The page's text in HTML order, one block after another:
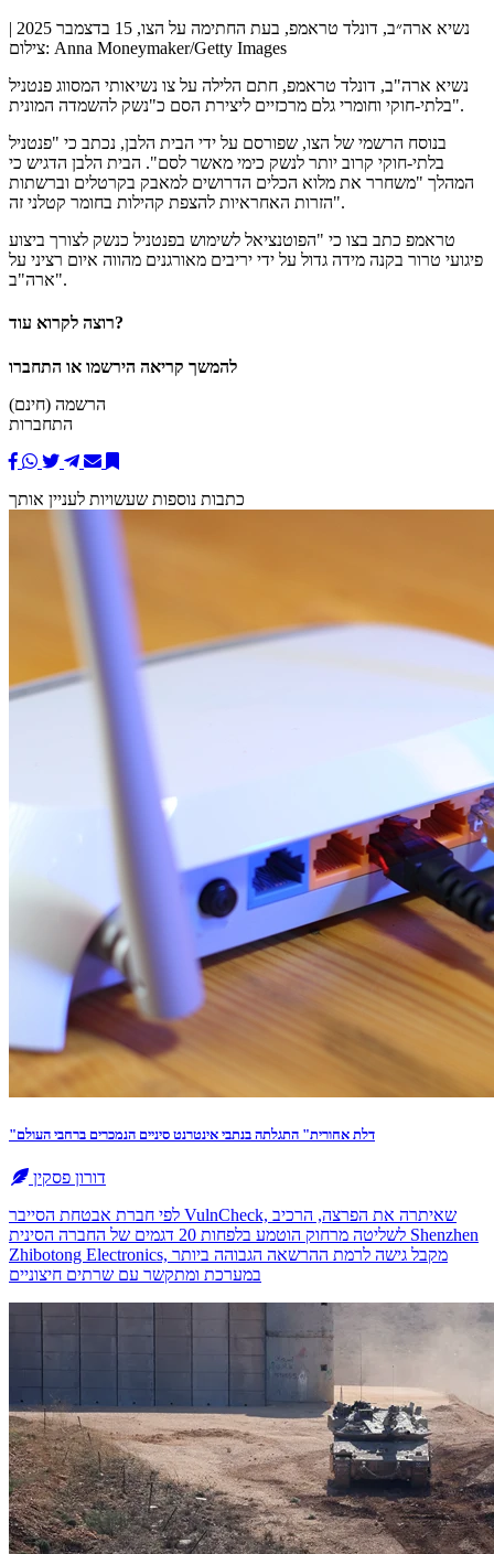
נשיא ארה״ב, דונלד טראמפ, בעת החתימה על הצו, 15 בדצמבר 2025 |
צילום: Anna Moneymaker/Getty Images
נשיא ארה"ב, דונלד טראמפ, חתם הלילה על צו נשיאותי המסווג פנטניל
בלתי-חוקי וחומרי גלם מרכזיים ליצירת הסם כ"נשק להשמדה המונית".
בנוסח הרשמי של הצו, שפורסם על ידי הבית הלבן, נכתב כי "פנטניל
בלתי-חוקי קרוב יותר לנשק כימי מאשר לסם". הבית הלבן הדגיש כי
המהלך "משחרר את מלוא הכלים הדרושים למאבק בקרטלים וברשתות
הזרות האחראיות להצפת קהילות בחומר קטלני זה".
טראמפ כתב בצו כי "הפוטנציאל לשימוש בפנטניל כנשק לצורך ביצוע
פיגועי טרור בקנה מידה גדול על ידי יריבים מאורגנים מהווה איום רציני על
ארה"ב".
רוצה לקרוא עוד?
להמשך קריאה הירשמו או התחברו
הרשמה (חינם)
התחברות
כתבות נוספות שעשויות לעניין אותך
"דלת אחורית" התגלתה בנתבי אינטרנט סיניים הנמכרים ברחבי העולם
דורון פסקין
לפי חברת אבטחת הסייבר VulnCheck‎, שאיתרה את הפרצה, הרכיב
לשליטה מרחוק הוטמע בלפחות 20 דגמים של החברה הסינית Shenzhen
Zhibotong Electronics‎, מקבל גישה לרמת ההרשאה הגבוהה ביותר
במערכת ומתקשר עם שרתים חיצוניים